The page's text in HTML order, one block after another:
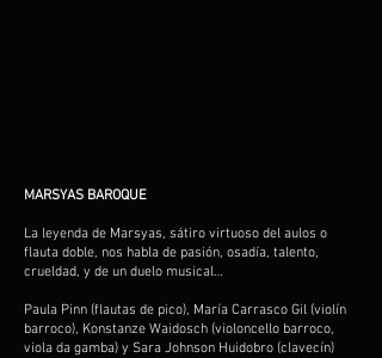
MARSYAS BAROQUE
La leyenda de Marsyas, sátiro virtuoso del aulos o
flauta doble, nos habla de pasión, osadía, talento,
crueldad, y de un duelo musical…
Paula Pinn (flautas de pico), María Carrasco Gil (violín
barroco), Konstanze Waidosch (violoncello barroco,
viola da gamba) y Sara Johnson Huidobro (clavecín)